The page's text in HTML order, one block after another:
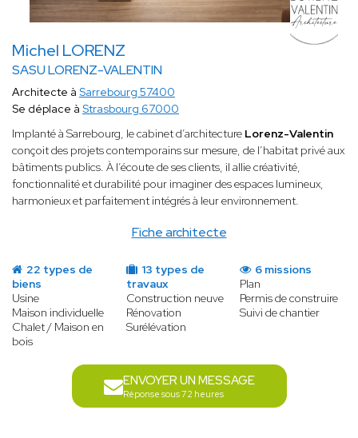
Michel LORENZ
SASU LORENZ-VALENTIN
Fiche architecte
Architecte à Sarrebourg 57400
Se déplace à Strasbourg 67000
Implanté à Sarrebourg, le cabinet d’architecture Lorenz-Valentin
conçoit des projets contemporains sur mesure, de l’habitat privé aux
bâtiments publics. À l’écoute de ses clients, il allie créativité,
fonctionnalité et durabilité pour imaginer des espaces lumineux,
harmonieux et parfaitement intégrés à leur environnement.
22 types de
biens
Usine
Maison individuelle
Chalet / Maison en
bois
13 types de
travaux
Construction neuve
Rénovation
Surélévation
6 missions
Plan
Permis de construire
Suivi de chantier
ENVOYER UN MESSAGE
Réponse sous 72 heures